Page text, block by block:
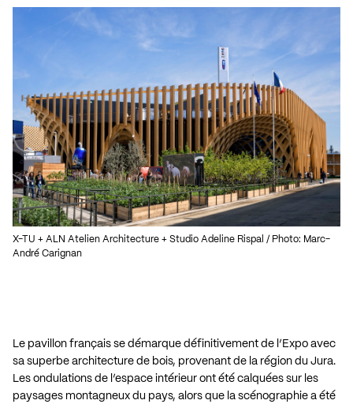
X-TU + ALN Atelien Architecture + Studio Adeline Rispal / Photo: Marc-
André Carignan
Le pavillon français se démarque définitivement de l’Expo avec
sa superbe architecture de bois, provenant de la région du Jura.
Les ondulations de l’espace intérieur ont été calquées sur les
paysages montagneux du pays, alors que la scénographie a été